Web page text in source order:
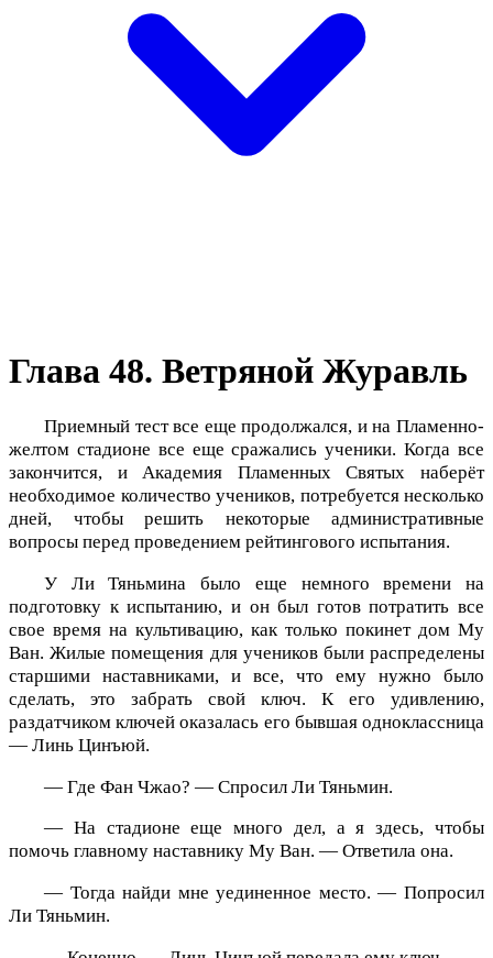
Глава 48. Ветряной Журавль
Приемный тест все еще продолжался, и на Пламенно-
желтом стадионе все еще сражались ученики. Когда все
закончится, и Академия Пламенных Святых наберёт
необходимое количество учеников, потребуется несколько
дней, чтобы решить некоторые административные
вопросы перед проведением рейтингового испытания.
У Ли Тяньмина было еще немного времени на
подготовку к испытанию, и он был готов потратить все
свое время на культивацию, как только покинет дом Му
Ван. Жилые помещения для учеников были распределены
старшими наставниками, и все, что ему нужно было
сделать, это забрать свой ключ. К его удивлению,
раздатчиком ключей оказалась его бывшая одноклассница
— Линь Цинъюй.
— Где Фан Чжао? — Спросил Ли Тяньмин.
— На стадионе еще много дел, а я здесь, чтобы
помочь главному наставнику Му Ван. — Ответила она.
— Тогда найди мне уединенное место. — Попросил
Ли Тяньмин.